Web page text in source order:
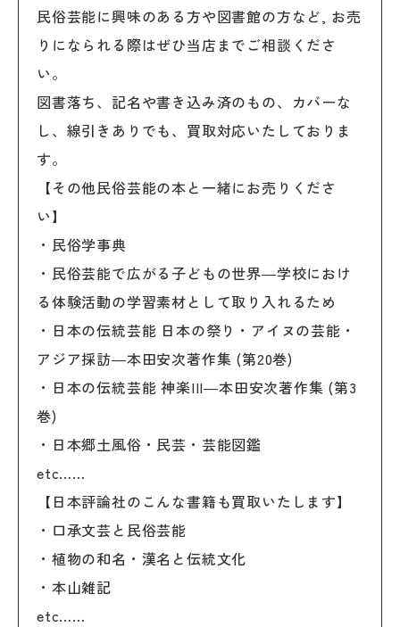
民俗芸能に興味のある方や図書館の方など, お売
りになられる際はぜひ当店までご相談くださ
い。
図書落ち、記名や書き込み済のもの、カバーな
し、線引きありでも、買取対応いたしておりま
す。
【その他民俗芸能の本と一緒にお売りくださ
い】
・民俗学事典
・民俗芸能で広がる子どもの世界―学校におけ
る体験活動の学習素材として取り入れるため
・日本の伝統芸能 日本の祭り・アイヌの芸能・
アジア採訪―本田安次著作集 (第20巻)
・日本の伝統芸能 神楽III―本田安次著作集 (第3
巻)
・日本郷土風俗・民芸・芸能図鑑
etc……
【日本評論社のこんな書籍も買取いたします】
・口承文芸と民俗芸能
・植物の和名・漢名と伝統文化
・本山雑記
etc……